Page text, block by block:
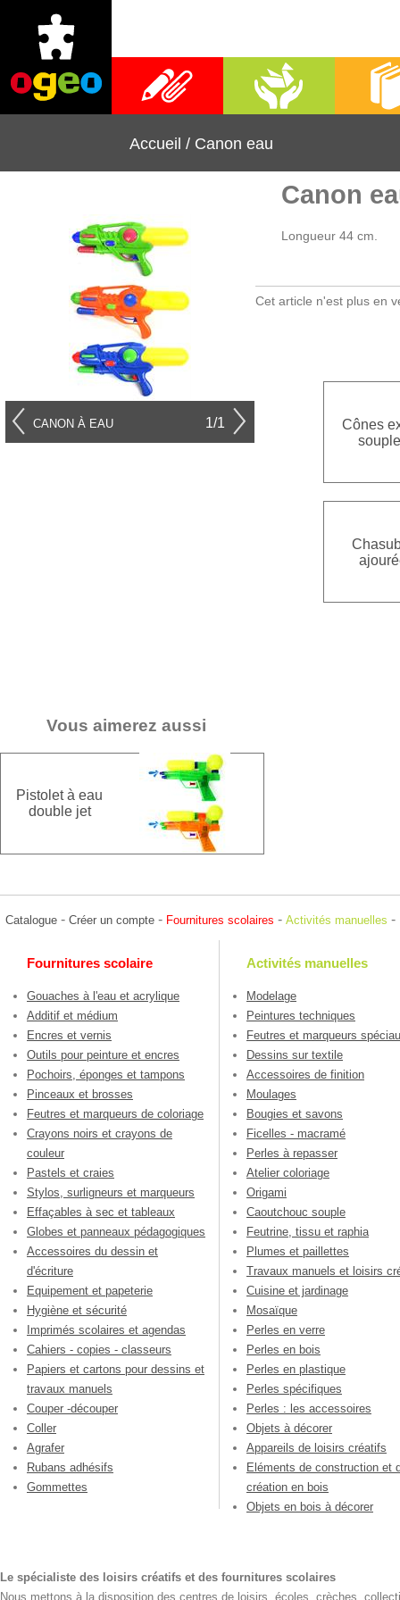
Fournitures scolaires Activités manuelles
Accueil / Canon eau
Canon
CANON À EAU 1/1
Longueur 44 cm.
Cet article n'est plus en
Cônes
Vous aimerez aussi
Pistolet à eau
double jet
Catalogue - Créer un compte - Fournitures scolaires - Activités manuelles -
Fournitures scolaire
Gouaches à l'eau et acrylique
Additif et médium
Encres et vernis
Outils pour peinture et encres
Pochoirs, éponges et tampons
Pinceaux et brosses
Feutres et marqueurs de coloriage
Crayons noirs et crayons de
couleur
Pastels et craies
Stylos, surligneurs et marqueurs
Effaçables à sec et tableaux
Globes et panneaux pédagogiques
Accessoires du dessin et
d'écriture
Equipement et papeterie
Hygiène et sécurité
Imprimés scolaires et agendas
Cahiers - copies - classeurs
Papiers et cartons pour dessins et
travaux manuels
Couper -découper
Coller
Agrafer
Rubans adhésifs
Gommettes
Activités manuelles
Modelage
Peintures techniques
Feutres et marqueurs
Dessins sur textile
Accessoires de finition
Moulages
Bougies et savons
Ficelles - macramé
Perles à repasser
Atelier coloriage
Origami
Caoutchouc souple
Feutrine, tissu et raphia
Plumes et paillettes
Travaux manuels et loisirs
Cuisine et jardinage
Mosaïque
Perles en verre
Perles en bois
Perles en plastique
Perles spécifiques
Perles : les accessoires
Objets à décorer
Appareils de loisirs créatifs
Eléments de construction et
création en bois
Objets en bois à décorer
Le spécialiste des loisirs créatifs et des fournitures scolaires
Nous mettons à la disposition des centres de loisirs, écoles, crèches,